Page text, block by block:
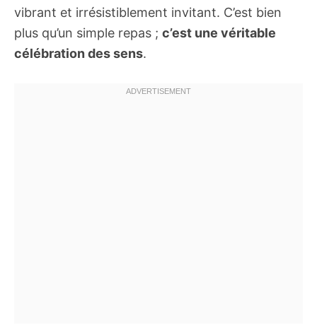
vibrant et irrésistiblement invitant. C’est bien
plus qu’un simple repas ; c’est une véritable
célébration des sens.